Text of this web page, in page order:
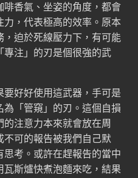
啡香氣、坐姿的角度，都會
，代表極高的效率。原本
迫於死線壓力下，有可能
專注」的刃是個很強的武
好好使用這武器，手可是
「管窺」的刃。這個自損
注意力本來就會放在周
可的報告被我們自己默
考。或許在趕報告的當中
斯爐快煮泡麵來吃，結果